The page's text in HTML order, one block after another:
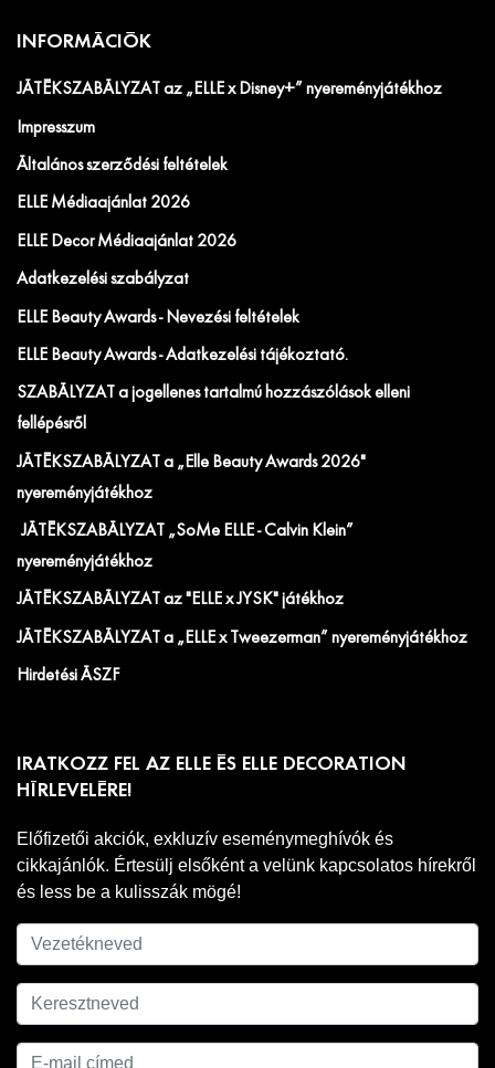
INFORMÁCIÓK
JÁTÉKSZABÁLYZAT az „ELLE x Disney+” nyereményjátékhoz
Impresszum
Általános szerződési feltételek
ELLE Médiaajánlat 2026
ELLE Decor Médiaajánlat 2026
Adatkezelési szabályzat
ELLE Beauty Awards - Nevezési feltételek
ELLE Beauty Awards - Adatkezelési tájékoztató.
SZABÁLYZAT a jogellenes tartalmú hozzászólások elleni
fellépésről
JÁTÉKSZABÁLYZAT a „Elle Beauty Awards 2026"
nyereményjátékhoz
JÁTÉKSZABÁLYZAT „SoMe ELLE - Calvin Klein”
nyereményjátékhoz
JÁTÉKSZABÁLYZAT az "ELLE x JYSK" játékhoz
JÁTÉKSZABÁLYZAT a „ELLE x Tweezerman” nyereményjátékhoz
Hirdetési ÁSZF
IRATKOZZ FEL AZ ELLE ÉS ELLE DECORATION
HÍRLEVELÉRE!
Előfizetői akciók, exkluzív eseménymeghívók és
cikkajánlók. Értesülj elsőként a velünk kapcsolatos hírekről
és less be a kulisszák mögé!